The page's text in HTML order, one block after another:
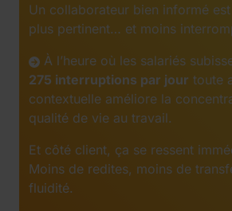
Un collaborateur bien informé
plus pertinent… et moins
À l’heure où les salariés
275 interruptions par jour toute
contextuelle améliore la
qualité de vie au travail.
Et côté client, ça se ressent
Moins de redites, moins de
fluidité.